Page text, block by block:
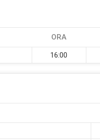
ORA
16:00